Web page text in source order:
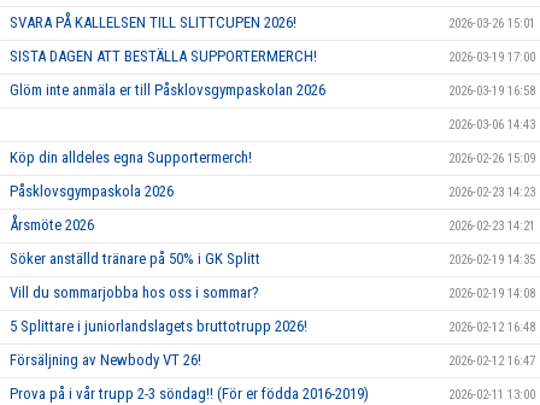
SVARA PÅ KALLELSEN TILL SLITTCUPEN 2026! 2026-03-26 15:01
SISTA DAGEN ATT BESTÄLLA SUPPORTERMERCH! 2026-03-19 17:00
Glöm inte anmäla er till Påsklovsgympaskolan 2026 2026-03-19 16:58
2026-03-06 14:43
Köp din alldeles egna Supportermerch! 2026-02-26 15:09
Påsklovsgympaskola 2026 2026-02-23 14:23
Årsmöte 2026 2026-02-23 14:21
Söker anställd tränare på 50% i GK Splitt 2026-02-19 14:35
Vill du sommarjobba hos oss i sommar? 2026-02-19 14:08
5 Splittare i juniorlandslagets bruttotrupp 2026! 2026-02-12 16:48
Försäljning av Newbody VT 26! 2026-02-12 16:47
Prova på i vår trupp 2-3 söndag!! (För er födda 2016-2019) 2026-02-11 13:00